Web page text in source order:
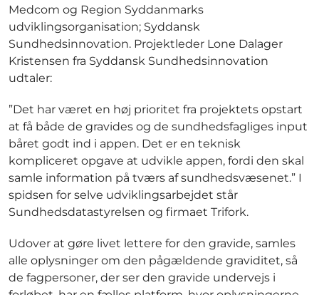
Medcom og Region Syddanmarks
udviklingsorganisation; Syddansk
Sundhedsinnovation. Projektleder Lone Dalager
Kristensen fra Syddansk Sundhedsinnovation
udtaler:
”Det har været en høj prioritet fra projektets opstart
at få både de gravides og de sundhedsfagliges input
båret godt ind i appen. Det er en teknisk
kompliceret opgave at udvikle appen, fordi den skal
samle information på tværs af sundhedsvæsenet.” I
spidsen for selve udviklingsarbejdet står
Sundhedsdatastyrelsen og firmaet Trifork.
Udover at gøre livet lettere for den gravide, samles
alle oplysninger om den pågældende graviditet, så
de fagpersoner, der ser den gravide undervejs i